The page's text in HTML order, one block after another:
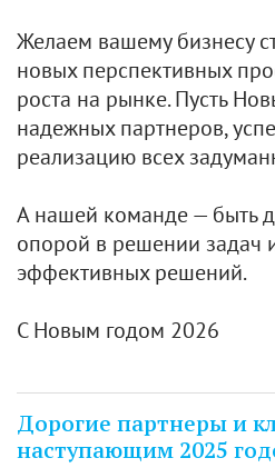
Желаем вашему бизнесу
новых перспективных
роста на рынке. Пусть
надежных партнеров,
реализацию всех
А нашей команде — быть
опорой в решении задач
эффективных решений.
С Новым годом 2026
Дорогие партнеры и
наступающим 2025